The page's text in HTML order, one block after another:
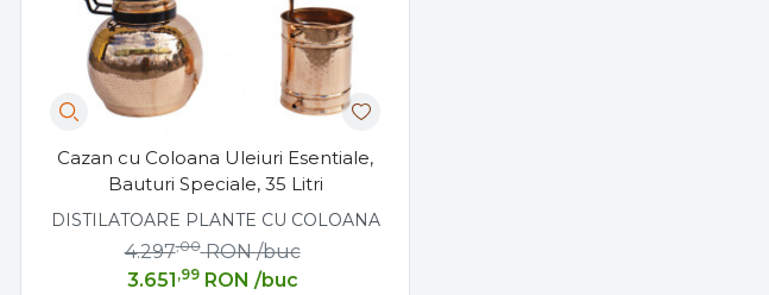
Cazan cu Coloana Uleiuri Esentiale,
Bauturi Speciale, 35 Litri
DISTILATOARE PLANTE CU COLOANA
3.651 ,99 RON /buc
4.297,00 RON /buc